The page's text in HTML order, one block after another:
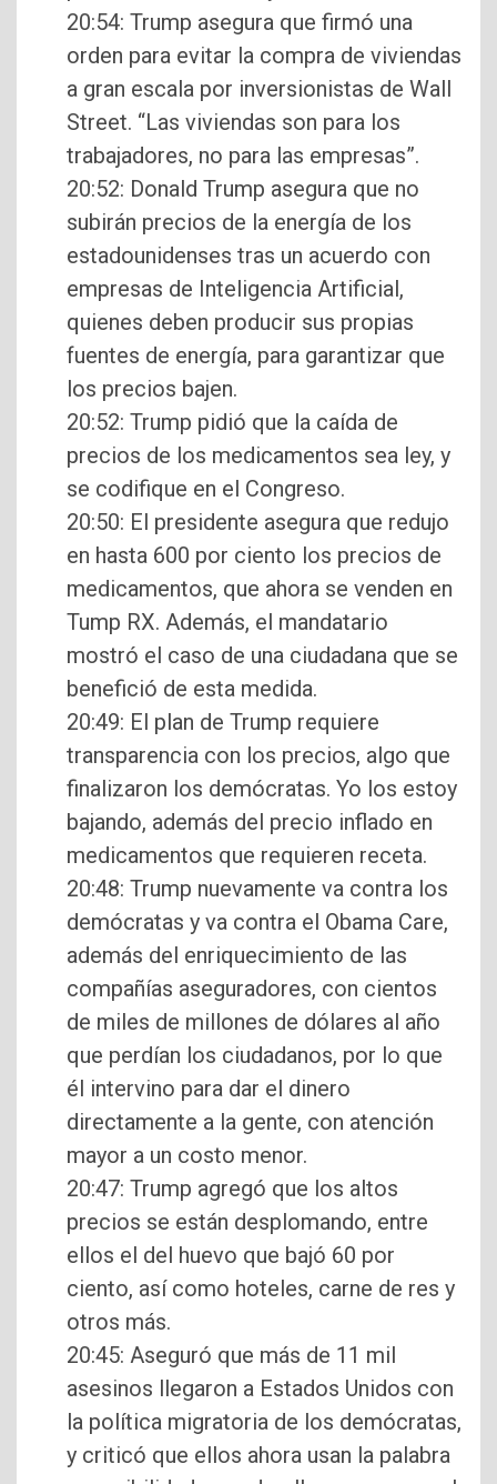
20:54: Trump asegura que firmó una
orden para evitar la compra de viviendas
a gran escala por inversionistas de Wall
Street. “Las viviendas son para los
trabajadores, no para las empresas”.
20:52: Donald Trump asegura que no
subirán precios de la energía de los
estadounidenses tras un acuerdo con
empresas de Inteligencia Artificial,
quienes deben producir sus propias
fuentes de energía, para garantizar que
los precios bajen.
20:52: Trump pidió que la caída de
precios de los medicamentos sea ley, y
se codifique en el Congreso.
20:50: El presidente asegura que redujo
en hasta 600 por ciento los precios de
medicamentos, que ahora se venden en
Tump RX. Además, el mandatario
mostró el caso de una ciudadana que se
benefició de esta medida.
20:49: El plan de Trump requiere
transparencia con los precios, algo que
finalizaron los demócratas. Yo los estoy
bajando, además del precio inflado en
medicamentos que requieren receta.
20:48: Trump nuevamente va contra los
demócratas y va contra el Obama Care,
además del enriquecimiento de las
compañías aseguradores, con cientos
de miles de millones de dólares al año
que perdían los ciudadanos, por lo que
él intervino para dar el dinero
directamente a la gente, con atención
mayor a un costo menor.
20:47: Trump agregó que los altos
precios se están desplomando, entre
ellos el del huevo que bajó 60 por
ciento, así como hoteles, carne de res y
otros más.
20:45: Aseguró que más de 11 mil
asesinos llegaron a Estados Unidos con
la política migratoria de los demócratas,
y criticó que ellos ahora usan la palabra